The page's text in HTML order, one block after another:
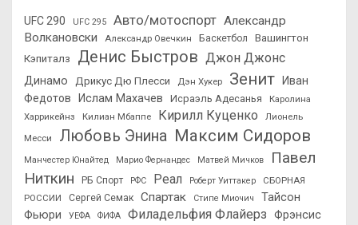
UFC 290 UFC 295 Авто/мотоспорт Александр
Волкановски
Александр Овечкин Баскетбол
Вашингтон
Кэпиталз
Денис Быстров Джон Джонс
Динамо Дрикус Дю Плесси Дэн Хукер Зенит
Иван
Федотов
Ислам Махачев Исраэль Адесанья
Каролина
Харрикейнз
Килиан Мбаппе Кирилл Куценко
Лионель
Месси
Любовь Энина Максим Сидоров
Манчестер Юнайтед Марио Фернандес Матвей Мичков
Павел
Ниткин
РБ Спорт РФС Реал Роберт Уиттакер
СБОРНАЯ
РОССИИ
Сергей Семак Спартак Стипе Миочич
Тайсон
Фьюри
УЕФА ФИФА Филадельфия Флайерз Фрэнсис